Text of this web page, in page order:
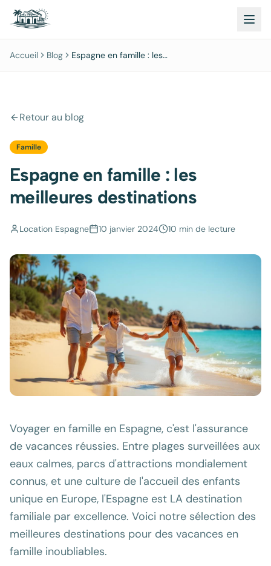
Accueil Blog
Espagne en famille : les
Retour au blog
Famille
Espagne en famille : les
meilleures destinations
Location Espagne 10 janvier 2024 10 min de lecture
Voyager en famille en Espagne, c'est l'assurance
de vacances réussies. Entre plages surveillées aux
eaux calmes, parcs d'attractions mondialement
connus, et une culture de l'accueil des enfants
unique en Europe, l'Espagne est LA destination
familiale par excellence. Voici notre sélection des
meilleures destinations pour des vacances en
famille inoubliables.